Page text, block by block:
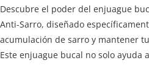
Descubre el poder del enjuague
Anti-Sarro, diseñado
acumulación de sarro y mantener
Este enjuague bucal no solo ayuda